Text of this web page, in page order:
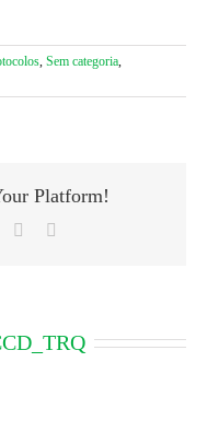
, Sem categoria,
Platform!
Pinterest